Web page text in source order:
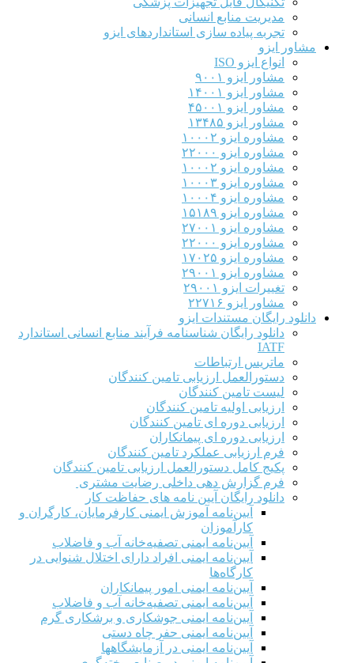
مدیریت منابع انسانی
تجربه پیاده سازی استانداردهای ایزو
مشاور ایزو
انواع ایزو ISO
مشاور ایزو ۹۰۰۱
مشاور ایزو ۱۴۰۰۱
مشاور ایزو ۴۵۰۰۱
مشاور ایزو ۱۳۴۸۵
مشاوره ایزو ۱۰۰۰۲
مشاوره ایزو ۲۲۰۰۰
مشاوره ایزو ۱۰۰۰۲
مشاوره ایزو ۱۰۰۰۳
مشاوره ایزو ۱۰۰۰۴
مشاوره ایزو ۱۵۱۸۹
مشاوره ایزو ۲۷۰۰۱
مشاوره ایزو ۲۲۰۰۰
مشاوره ایزو ۱۷۰۲۵
مشاوره ایزو ۲۹۰۰۱
تغییرات ایزو ۲۹۰۰۱
مشاور ایزو ۲۲۷۱۶
دانلود رایگان مستندات ایزو
دانلود رایگان شناسنامه فرآیند منابع انسانی استاندارد
IATF
ماتریس ارتباطات
دستورالعمل ارزیابی تامین کنندگان
لیست تامین کنندگان
ارزیابی اولیه تامین کنندگان
ارزیابی دوره ای تامین کنندگان
ارزیابی دوره ای پیمانکاران
فرم ارزيابی عملکرد تامین کنندگان
پکیج کامل دستورالعمل ارزیابی تامین کنندگان
فرم گزارش دهی داخلی رضایت مشتری
دانلود رایگان آیین نامه های حفاظت کار
آیین‌نامه آموزش ایمنی کارفرمایان، کارگران و
کارآموزان
آیین‌نامه ایمنی تصفیه‌خانه آب و فاضلاب
آیین‌نامه ایمنی افراد دارای اختلال شنوایی در
کارگاه‌ها
آیین‌نامه ایمنی امور پیمانکاران
آیین‌نامه ایمنی تصفیه‌خانه آب و فاضلاب
آیین‌نامه ایمنی جوشکاری و برشکاری گرم
آیین‌نامه ایمنی حفر چاه دستی
آیین‌نامه ایمنی در آزمایشگاهها